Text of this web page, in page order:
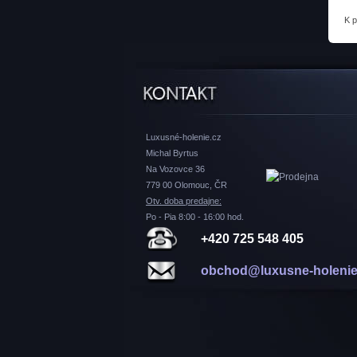
K
Luxusné-holenie.cz
Michal Byrtus
Na Vozovce 36
779 00 Olomouc, ČR
Otv. doba predajne:
Po - Pia 8:00 - 16:00 hod.
+420 725 548 405
obchod@luxusne-